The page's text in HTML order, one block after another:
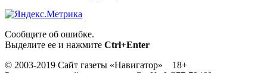
Сообщите об ошибке.
Выделите ее и нажмите Ctrl+Enter
© 2003-2019 Сайт газеты «Навигатор» 18+